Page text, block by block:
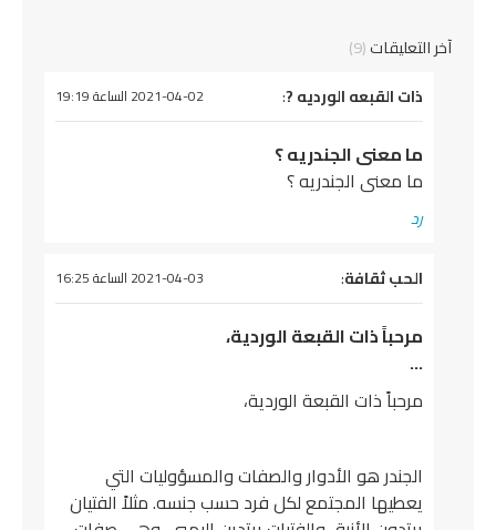
آخر التعليقات(9)
يقول
ذات القبعه الورديه ?: 2021-04-02 الساعة 19:19
ما معنى الجندريه ؟
ما معنى الجندريه ؟
رد
يقول
الحب ثقافة: 2021-04-03 الساعة 16:25
مرحباً ذات القبعة الوردية،
…
مرحباً ذات القبعة الوردية،
الجندر هو الأدوار والصفات والمسؤوليات التي
يعطيها المجتمع لكل فرد حسب جنسه. مثلاً الفتيان